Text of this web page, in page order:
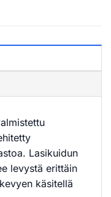
Lasikuidun
levystä erittäin
käsitellä